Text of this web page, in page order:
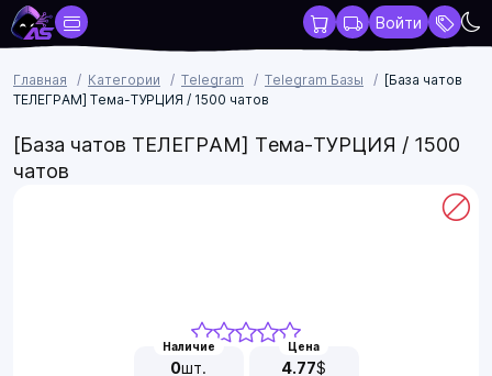
Войти
Главная Категории Telegram Telegram Базы
[База чатов
ТЕЛЕГРАМ] Тема-ТУРЦИЯ / 1500 чатов
[База чатов ТЕЛЕГРАМ] Тема-ТУРЦИЯ / 1500
чатов
Наличие
0шт.
Цена
4.77$